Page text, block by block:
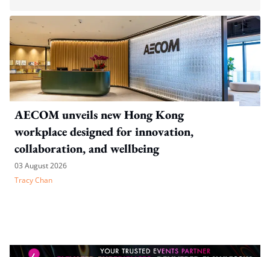
AECOM unveils new Hong Kong
workplace designed for innovation,
collaboration, and wellbeing
03 August 2026
Tracy Chan